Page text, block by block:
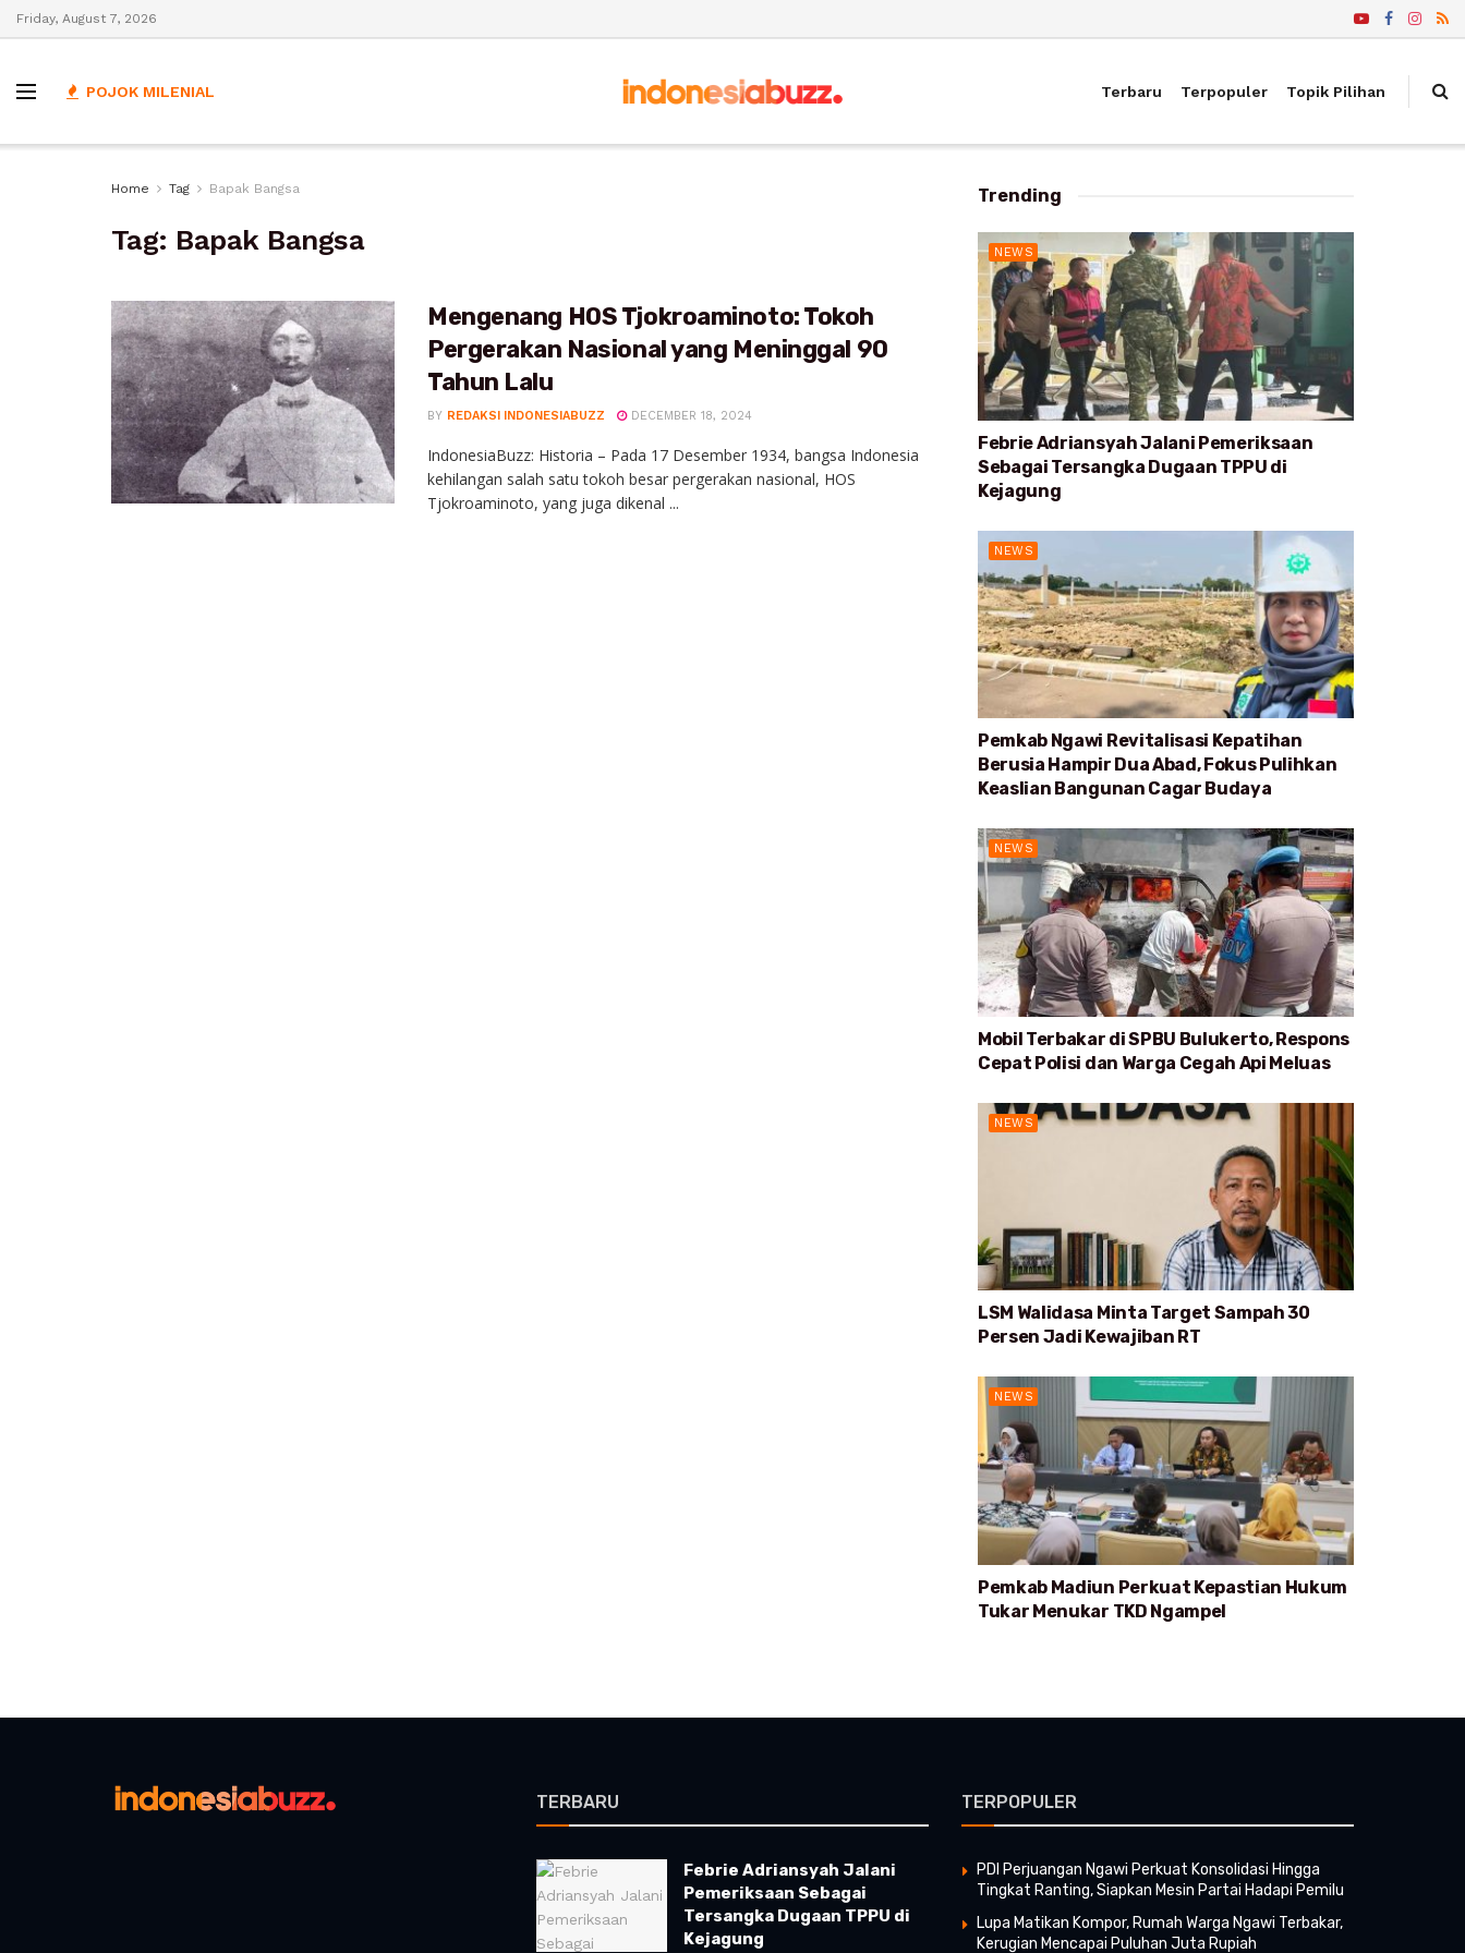
Friday, August 7, 2026
POJOK MILENIAL Terbaru Terpopuler Topik Pilihan
Home Tag Bapak Bangsa
Tag: Bapak Bangsa
Mengenang HOS Tjokroaminoto: Tokoh
Pergerakan Nasional yang Meninggal 90
Tahun Lalu
BY REDAKSI INDONESIABUZZ DECEMBER 18, 2024
IndonesiaBuzz: Historia – Pada 17 Desember 1934, bangsa Indonesia
kehilangan salah satu tokoh besar pergerakan nasional, HOS
Tjokroaminoto, yang juga dikenal ...
Trending
NEWS
Febrie Adriansyah Jalani Pemeriksaan
Sebagai Tersangka Dugaan TPPU di
Kejagung
NEWS
Pemkab Ngawi Revitalisasi Kepatihan
Berusia Hampir Dua Abad, Fokus Pulihkan
Keaslian Bangunan Cagar Budaya
NEWS
Mobil Terbakar di SPBU Bulukerto, Respons
Cepat Polisi dan Warga Cegah Api Meluas
NEWS
LSM Walidasa Minta Target Sampah 30
Persen Jadi Kewajiban RT
NEWS
Pemkab Madiun Perkuat Kepastian Hukum
Tukar Menukar TKD Ngampel
TERBARU
Febrie Adriansyah Jalani
Pemeriksaan Sebagai
Tersangka Dugaan TPPU di
Kejagung
TERPOPULER
PDI Perjuangan Ngawi Perkuat Konsolidasi Hingga
Tingkat Ranting, Siapkan Mesin Partai Hadapi Pemilu
Lupa Matikan Kompor, Rumah Warga Ngawi Terbakar,
Kerugian Mencapai Puluhan Juta Rupiah